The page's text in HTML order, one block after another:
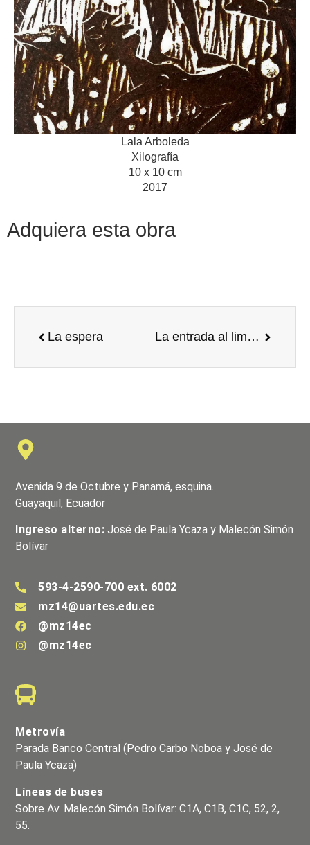
Lala Arboleda
Xilografía
10 x 10 cm
2017
Adquiera esta obra
La espera La entrada al limbo, la educación
Avenida 9 de Octubre y Panamá, esquina.
Guayaquil, Ecuador
Ingreso alterno: José de Paula Ycaza y Malecón Simón
Bolívar
593-4-2590-700 ext. 6002
mz14@uartes.edu.ec
@mz14ec
@mz14ec
Metrovía
Parada Banco Central (Pedro Carbo Noboa y José de
Paula Ycaza)
Líneas de buses
Sobre Av. Malecón Simón Bolívar: C1A, C1B, C1C, 52, 2,
55.